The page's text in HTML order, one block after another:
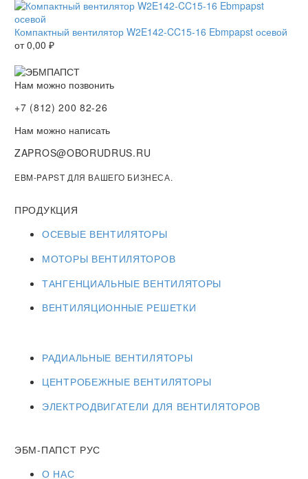
Компактный вентилятор W2E142-CC15-16 Ebmpapst осевой
от0,00 ₽
Нам можно позвонить
+7 (812) 200 82-26
Нам можно написать
ZAPROS@OBORUDRUS.RU
EBM-PAPST ДЛЯ ВАШЕГО БИЗНЕСА.
ПРОДУКЦИЯ
ОСЕВЫЕ ВЕНТИЛЯТОРЫ
МОТОРЫ ВЕНТИЛЯТОРОВ
ТАНГЕНЦИАЛЬНЫЕ ВЕНТИЛЯТОРЫ
ВЕНТИЛЯЦИОННЫЕ РЕШЕТКИ
РАДИАЛЬНЫЕ ВЕНТИЛЯТОРЫ
ЦЕНТРОБЕЖНЫЕ ВЕНТИЛЯТОРЫ
ЭЛЕКТРОДВИГАТЕЛИ ДЛЯ ВЕНТИЛЯТОРОВ
ЭБМ-ПАПСТ РУС
О НАС